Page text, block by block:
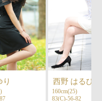
り 西野 はるひ
160cm(25)
83(C)-56-82